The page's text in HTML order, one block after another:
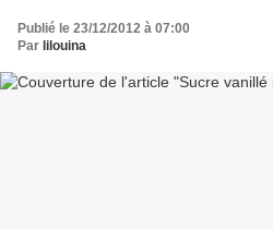
Publié le 23/12/2012 à 07:00
Par lilouina